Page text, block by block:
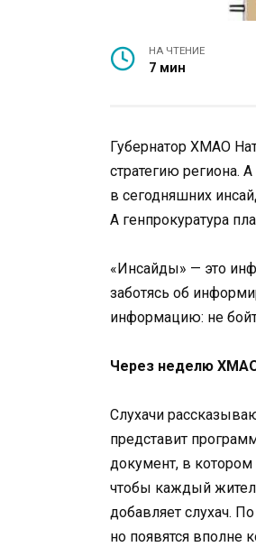
НА ЧТЕНИЕ
7 мин
Губернатор ХМАО
стратегию региона.
в сегодняшних
А генпрокуратура
«Инсайды» — это
заботясь об
информацию: не
Через неделю
Слухачи
представит
документ, в
чтобы каждый
добавляет слухач.
но появятся вполне